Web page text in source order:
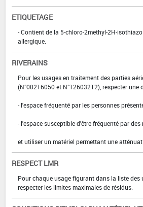
ETIQUETAGE
- Contient de la 5-chloro-2methyl-2H-
allergique.
RIVERAINS
Pour les usages en traitement des parties
(N°00216050 et N°12603212), respecter
- l'espace fréquenté par les personnes
- l'espace susceptible d'être fréquenté par des
et utiliser un matériel permettant une
RESPECT LMR
Pour chaque usage figurant dans la liste
respecter les limites maximales de résidus.